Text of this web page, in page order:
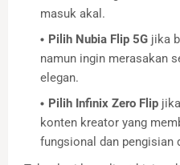
masuk akal.
Pilih Nubia Flip 5G jika
namun ingin merasakan
elegan.
Pilih Infinix Zero Flip
konten kreator yang
fungsional dan pengisian